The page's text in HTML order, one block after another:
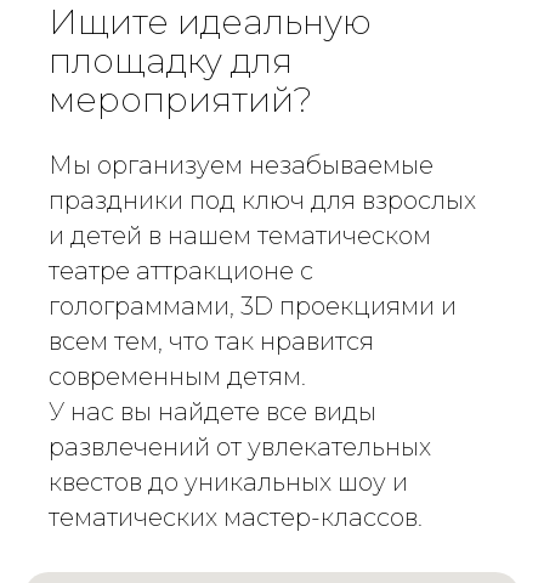
Ищите идеальную
площадку для
мероприятий?
Мы организуем незабываемые
праздники под ключ для взрослых
и детей в нашем тематическом
театре аттракционе с
голограммами, 3D проекциями и
всем тем, что так нравится
современным детям.
У нас вы найдете все виды
развлечений от увлекательных
квестов до уникальных шоу и
тематических мастер-классов.